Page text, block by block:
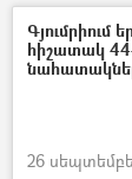
Իշխան
«Հայաստան»
Գյումրիում
հիշատակ
26